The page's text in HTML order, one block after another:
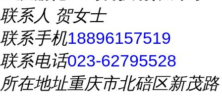
联系人 贺女士
联系手机18896157519
联系电话023-62795528
所在地址重庆市北碚区新茂路